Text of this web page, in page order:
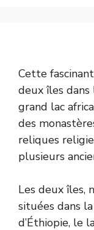
Cette
deux îles
grand lac
des
reliques
plusieurs
Les deux îles,
situées dans
d’Éthiopie, le